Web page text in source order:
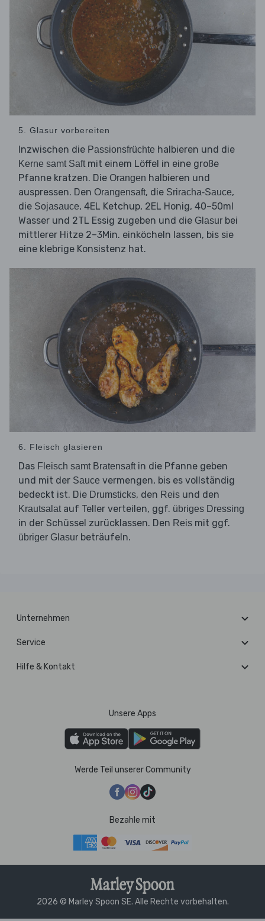
5. Glasur vorbereiten
Inzwischen die Passionsfrüchte halbieren und die
Kerne samt Saftmit einem Löffel in eine große
Pfanne kratzen. Die Orangen halbieren und
auspressen. Den Orangensaft, die Sriracha-Sauce,
die Sojasauce, 4EL Ketchup, 2EL Honig, 40–50ml
Wasser und 2TL Essig zugeben und die Glasur bei
mittlerer Hitze 2–3Min. einköcheln lassen, bis sie
eine klebrige Konsistenz hat.
6. Fleisch glasieren
Das Fleisch samt Bratensaftin die Pfanne geben
und mit der Sauce vermengen, bis es vollständig
bedeckt ist. Die Drumsticks, den Reis und den
Krautsalatauf Teller verteilen, ggf. übriges Dressing
in der Schüssel zurücklassen. Den Reis mit ggf.
übriger Glasur beträufeln.
Unternehmen
Service
Hilfe & Kontakt
Unsere Apps
Werde Teil unserer Community
Bezahle mit
2026 © Marley Spoon SE. Alle Rechte vorbehalten.